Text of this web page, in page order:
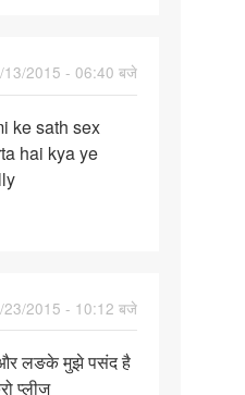
13/2015 - 06:40 बजे
ke sath sex
hai kya ye
23/2015 - 10:12 बजे
लङके मुझे पसंद है
प्लीज